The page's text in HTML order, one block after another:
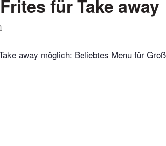
für Take away
away möglich: Beliebtes Menu für Groß